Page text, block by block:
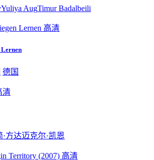
Yuliya AugTimur Badalbeili
高清
德国
清
·方达迈克尔·凯恩
高清